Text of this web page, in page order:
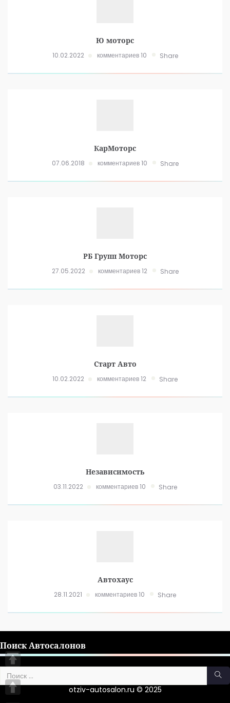
Ю моторс
10.02.2022 комментариев 10 Share
КарМоторс
07.06.2018 комментариев 10 Share
РБ Групп Моторс
27.05.2022 комментариев 12 Share
Старт Авто
10.02.2022 комментариев 12 Share
Независимость
03.11.2022 комментариев 10 Share
Автохаус
28.11.2021 комментариев 10 Share
Поиск Автосалонов
otziv-autosalon.ru © 2025